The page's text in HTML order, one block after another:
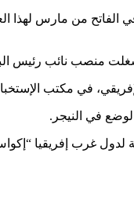
منصب نائب رئيس
في مكتب
في النيجر.
إفريقيا